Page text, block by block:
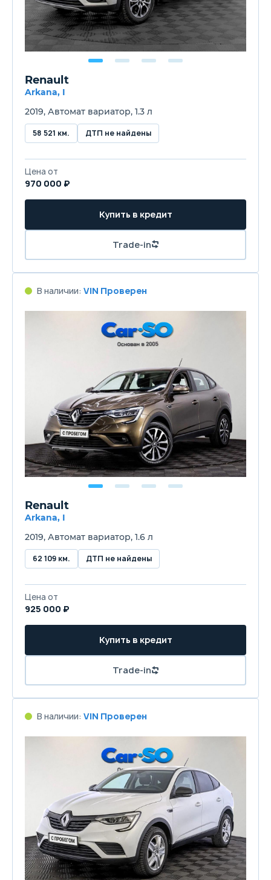
Renault
Arkana, I
2019, Автомат вариатор, 1.3 л
58 521 км. ДТП не найдены
Цена от
970 000 ₽
Купить в кредит
Trade-in
В наличии: VIN Проверен
Renault
Arkana, I
2019, Автомат вариатор, 1.6 л
62 109 км. ДТП не найдены
Цена от
925 000 ₽
Купить в кредит
Trade-in
В наличии: VIN Проверен